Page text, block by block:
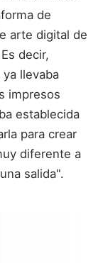
de
arte digital de
decir,
ya llevaba
impresos
establecida
para crear
diferente a
salida".